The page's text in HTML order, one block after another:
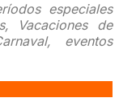
especiales
Vacaciones de
eventos